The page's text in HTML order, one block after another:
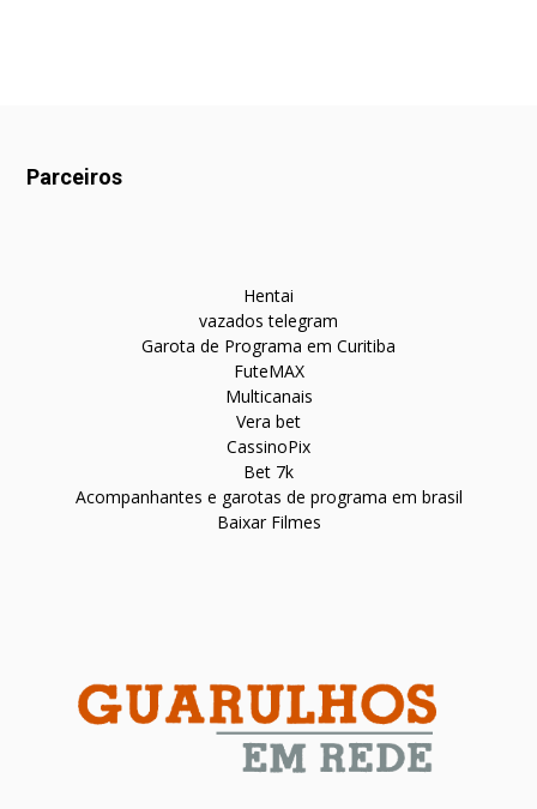
Parceiros
Hentai
vazados telegram
Garota de Programa em Curitiba
FuteMAX
Multicanais
Vera bet
CassinoPix
Bet 7k
Acompanhantes e garotas de programa em brasil
Baixar Filmes